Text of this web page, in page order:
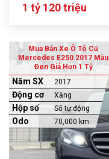
1 tỷ 120 triệu
Mua Bán Xe Ô Tô Cũ
Mercedes E250 2017 Màu
Đen Giá Hơn 1 Tỷ
Năm SX 2017
Động cơ Xăng
Hộp số Số tự động
Odo 70,000 km